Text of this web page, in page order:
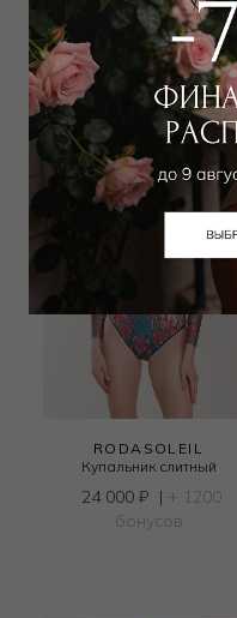
21 000₽ |+ 1050
бонусов
RODASOLEIL
Купальник слитный
24 000 ₽ | + 1200
бонусов